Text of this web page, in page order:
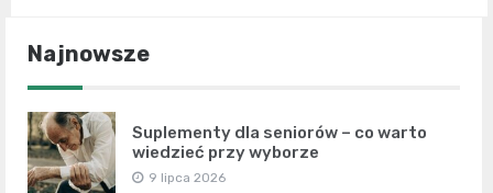
Najnowsze
Suplementy dla seniorów – co warto
wiedzieć przy wyborze
9 lipca 2026